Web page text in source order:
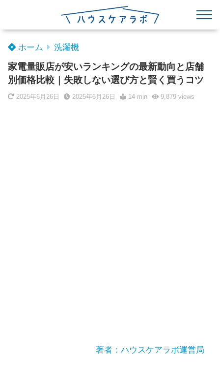
ホーム 洗濯機
家電量販店が安いランキングの最新動向と店舗
別価格比較｜失敗しない選び方と賢く買うコツ
2025年6月26日 2025年6月26日 14 min 9,879views
著者：ハウスケアラボ運営局